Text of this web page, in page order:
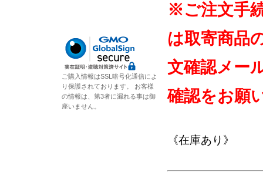
※ご注文手
は取寄商品
文確認メー
確認をお願
《在庫あり》
ご購入情報はSSL暗号化通信によ
り保護されております。 お客様
の情報は、第3者に漏れる事は御
座いません。